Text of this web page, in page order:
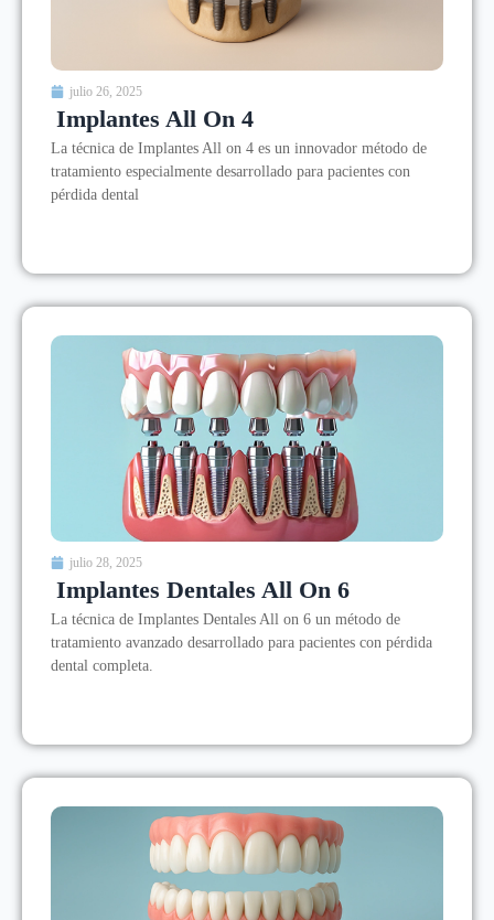
julio 26, 2025
Implantes All On 4
La técnica de Implantes All on 4 es un innovador método de
tratamiento especialmente desarrollado para pacientes con
pérdida dental
julio 28, 2025
Implantes Dentales All On 6
La técnica de Implantes Dentales All on 6 un método de
tratamiento avanzado desarrollado para pacientes con pérdida
dental completa.